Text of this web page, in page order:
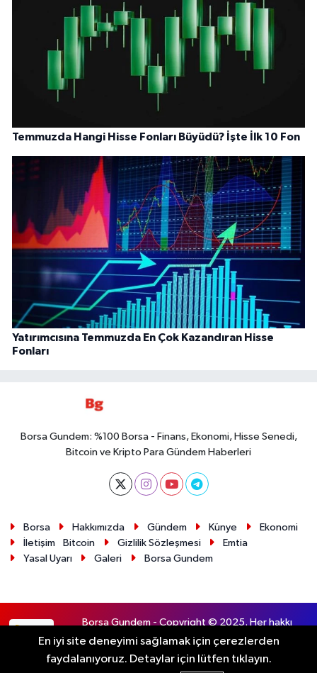
Temmuzda Hangi Hisse Fonları Büyüdü? İşte İlk 10 Fon
Yatırımcısına Temmuzda En Çok Kazandıran Hisse
Fonları
Borsa Gundem: %100 Borsa - Finans, Ekonomi, Hisse Senedi,
Bitcoin ve Kripto Para Gündem Haberleri
Borsa Hakkımızda Gündem Künye
Ekonomi
İletişim
Bitcoin Gizlilik Sözleşmesi
Emtia
Yasal Uyarı
Galeri Borsa Gundem
Borsa Gundem - Copyright © 2025. Her hakkı
saklıdır.
En iyi site deneyimi sağlamak için çerezlerden
faydalanıyoruz. Detaylar için lütfen tıklayın.